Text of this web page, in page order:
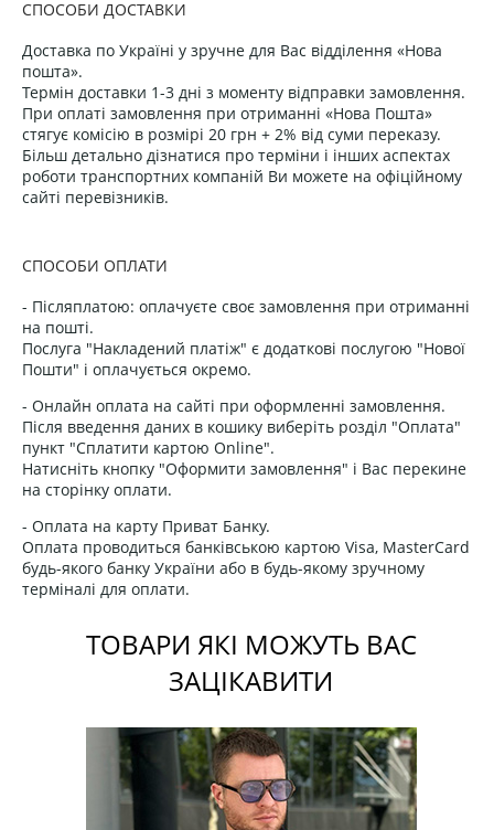
СПОСОБИ ДОСТАВКИ
Доставка по Україні у зручне для Вас відділення «Нова
пошта».
Термін доставки 1-3 дні з моменту відправки замовлення.
При оплаті замовлення при отриманні «Нова Пошта»
стягує комісію в розмірі 20 грн + 2% від суми переказу.
Більш детально дізнатися про терміни і інших аспектах
роботи транспортних компаній Ви можете на офіційному
сайті перевізників.
СПОСОБИ ОПЛАТИ
- Післяплатою: оплачуєте своє замовлення при отриманні
на пошті.
Послуга "Накладений платіж" є додаткові послугою "Нової
Пошти" і оплачується окремо.
- Онлайн оплата на сайті при оформленні замовлення.
Після введення даних в кошику виберіть розділ "Оплата"
пункт "Сплатити картою Online".
Натисніть кнопку "Оформити замовлення" і Вас перекине
на сторінку оплати.
- Оплата на карту Приват Банку.
Оплата проводиться банківською картою Visa, MasterCard
будь-якого банку України або в будь-якому зручному
терміналі для оплати.
ТОВАРИ ЯКІ МОЖУТЬ ВАС
ЗАЦІКАВИТИ